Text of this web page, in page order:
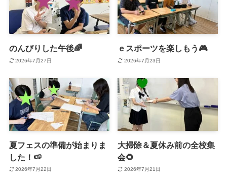
のんびりした午後🌈
2026年7月27日
ｅスポーツを楽しもう🎮
2026年7月23日
夏フェスの準備が始まりま
した！🍉
2026年7月22日
大掃除＆夏休み前の全校集
会🌻
2026年7月21日